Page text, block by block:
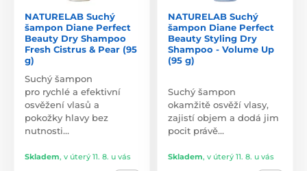
NATURELAB Suchý
šampon Diane Perfect
Beauty Dry Shampoo
Fresh Cistrus & Pear (95
g)
Suchý šampon
pro rychlé a efektivní
osvěžení vlasů a
pokožky hlavy bez
nutnosti…
Skladem, v úterý 11. 8. u vás
NATURELAB Suchý
šampon Diane Perfect
Beauty Styling Dry
Shampoo - Volume Up
(95 g)
Suchý šampon
okamžitě osvěží vlasy,
zajistí objem a dodá jim
pocit právě…
Skladem, v úterý 11. 8. u vás